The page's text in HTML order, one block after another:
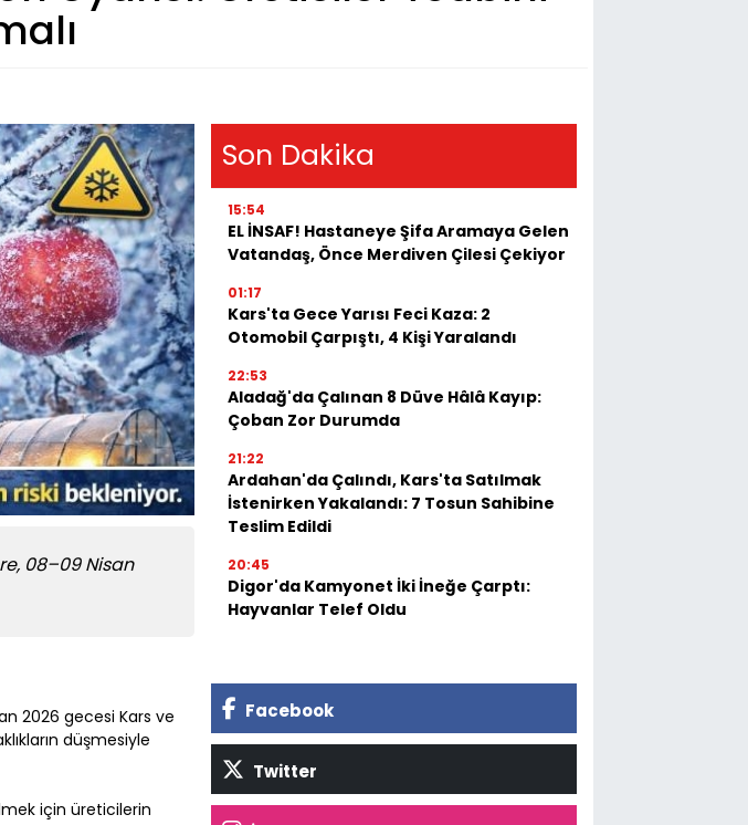
08–09 Nisan
2026 gecesi Kars ve
düşmesiyle
için üreticilerin
Son Dakika
15:54
EL İNSAF! Hastaneye Şifa Aramaya Gelen
Vatandaş, Önce Merdiven Çilesi Çekiyor
01:17
Kars'ta Gece Yarısı Feci Kaza: 2
Otomobil Çarpıştı, 4 Kişi Yaralandı
22:53
Aladağ'da Çalınan 8 Düve Hâlâ Kayıp:
Çoban Zor Durumda
21:22
Ardahan'da Çalındı, Kars'ta Satılmak
İstenirken Yakalandı: 7 Tosun Sahibine
Teslim Edildi
20:45
Digor'da Kamyonet İki İneğe Çarptı:
Hayvanlar Telef Oldu
Facebook
Twitter